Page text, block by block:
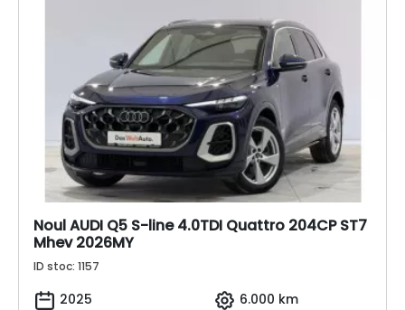
Noul AUDI Q5 S-line 4.0TDI Quattro 204CP ST7
Mhev 2026MY
ID stoc: 1157
2025
6.000 km